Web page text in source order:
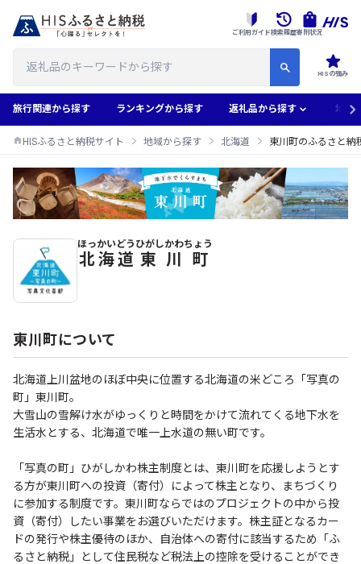
HISの強み
ご利用ガイド検索履歴寄附状況
旅行関連から探す ランキングから探す 返礼品から探す 地域
HISふるさと納税サイト 地域から探す 北海道 東川町のふるさと納
東川町のふるさと納税返礼品一覧
北海道
ほっかいどう
東川町
ひがしかわちょう
東川町について
北海道上川盆地のほぼ中央に位置する北海道の米どころ「写真の
町」東川町。
大雪山の雪解け水がゆっくりと時間をかけて流れてくる地下水を
生活水とする、北海道で唯一上水道の無い町です。
「写真の町」ひがしかわ株主制度とは、東川町を応援しようとす
る方が東川町への投資（寄付）によって株主となり、まちづくり
に参加する制度です。東川町ならではのプロジェクトの中から投
資（寄付）したい事業をお選びいただけます。株主証となるカー
ドの発行や株主優待のほか、自治体への寄付に該当するため「ふ
るさと納税」として住民税など税法上の控除を受けることができ